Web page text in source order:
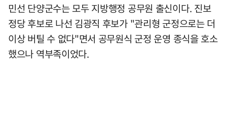
민선 단양군수는 모두 지방행정 공무원 출신이다. 진보
정당 후보로 나선 김광직 후보가 "관리형 군정으로는 더
이상 버틸 수 없다"면서 공무원식 군정 운영 종식을 호소
했으나 역부족이었다.